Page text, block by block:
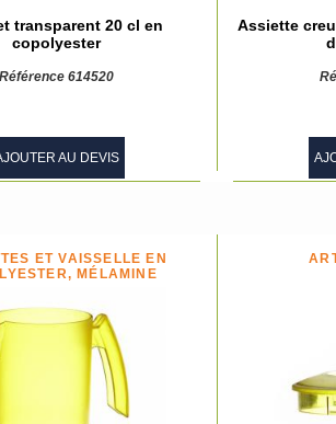
transparent 20 cl en
copolyester
Référence 614520
AU DEVIS
Assiette
ET VAISSELLE EN
MÉLAMINE